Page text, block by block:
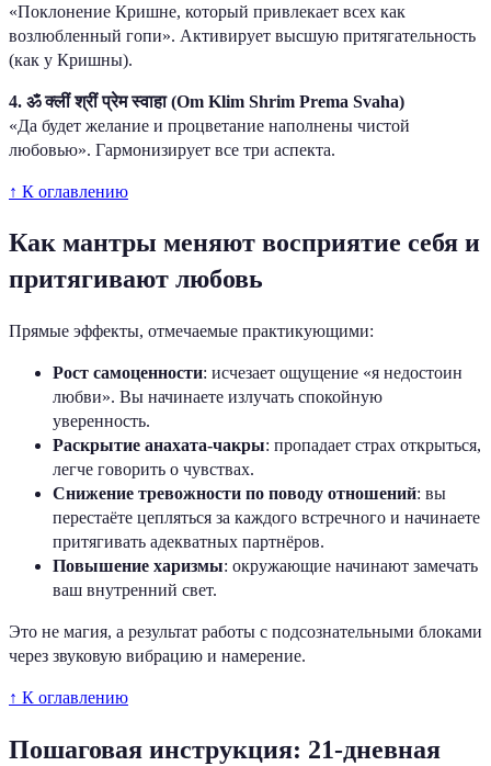
«Поклонение Кришне, который привлекает всех как
возлюбленный гопи». Активирует высшую притягательность
(как у Кришны).
4. ॐ क्लीं श्रीं प्रेम स्वाहा (Om Klim Shrim Prema Svaha)
«Да будет желание и процветание наполнены чистой
любовью». Гармонизирует все три аспекта.
↑ К оглавлению
Как мантры меняют восприятие себя и
притягивают любовь
Прямые эффекты, отмечаемые практикующими:
Рост самоценности: исчезает ощущение «я недостоин
любви». Вы начинаете излучать спокойную
уверенность.
Раскрытие анахата-чакры: пропадает страх открыться,
легче говорить о чувствах.
Снижение тревожности по поводу отношений: вы
перестаёте цепляться за каждого встречного и начинаете
притягивать адекватных партнёров.
Повышение харизмы: окружающие начинают замечать
ваш внутренний свет.
Это не магия, а результат работы с подсознательными блоками
через звуковую вибрацию и намерение.
↑ К оглавлению
Пошаговая инструкция: 21-дневная